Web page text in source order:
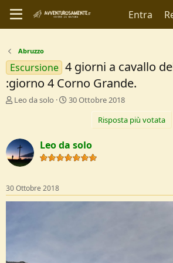
Entra
Abruzzo
Escursione 4 giorni a cavallo
:giorno 4 Corno Grande.
C
t
o
r
D
i
s
Leo da solo
D
d
i
I
z
i
30 Ottobre 2018
Risposta più votata
Leo da solo
30 Ottobre 2018